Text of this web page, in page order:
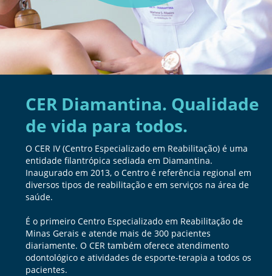
CER Diamantina. Qualidade
de vida para todos.
O CER IV (Centro Especializado em Reabilitação) é uma
entidade filantrópica sediada em Diamantina.
Inaugurado em 2013, o Centro é referência regional em
diversos tipos de reabilitação e em serviços na área de
saúde.
É o primeiro Centro Especializado em Reabilitação de
Minas Gerais e atende mais de 300 pacientes
diariamente. O CER também oferece atendimento
odontológico e atividades de esporte-terapia a todos os
pacientes.